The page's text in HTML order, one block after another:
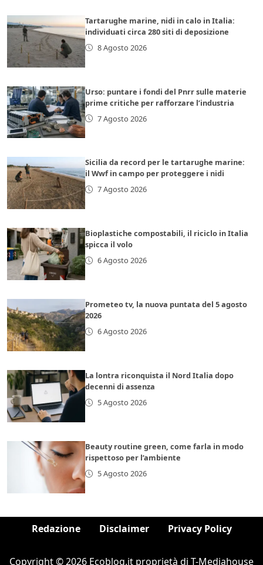
Tartarughe marine, nidi in calo in Italia:
individuati circa 280 siti di deposizione
8 Agosto 2026
Urso: puntare i fondi del Pnrr sulle materie
prime critiche per rafforzare l’industria
7 Agosto 2026
Sicilia da record per le tartarughe marine:
il Wwf in campo per proteggere i nidi
7 Agosto 2026
Bioplastiche compostabili, il riciclo in Italia
spicca il volo
6 Agosto 2026
Prometeo tv, la nuova puntata del 5 agosto
2026
6 Agosto 2026
La lontra riconquista il Nord Italia dopo
decenni di assenza
5 Agosto 2026
Beauty routine green, come farla in modo
rispettoso per l’ambiente
5 Agosto 2026
Redazione Disclaimer Privacy Policy
Copyright © 2026 Ecoblog.it proprietà di T-Mediahouse